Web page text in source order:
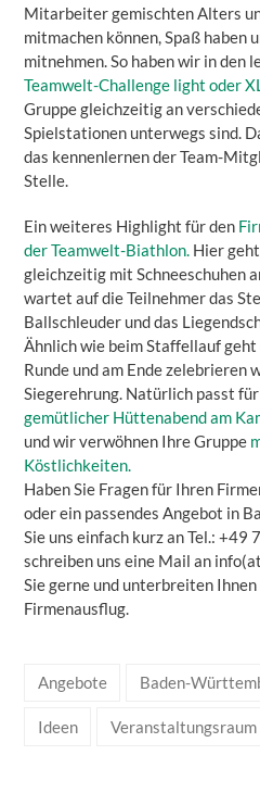
Mitarbeiter gemischten Alters
mitmachen können, Spaß haben
mitnehmen. So haben wir in den
Teamwelt-Challenge light oder
Gruppe gleichzeitig an
Spielstationen unterwegs sind.
das kennenlernen der Team-
Stelle.
Ein weiteres Highlight für den
der Teamwelt-Biathlon. Hier
gleichzeitig mit Schneeschuhen
wartet auf die Teilnehmer das
Ballschleuder und das
Ähnlich wie beim Staffellauf
Runde und am Ende zelebrieren
Siegerehrung. Natürlich passt
gemütlicher Hüttenabend am
und wir verwöhnen Ihre Gruppe
Köstlichkeiten.
Haben Sie Fragen für Ihren
oder ein passendes Angebot in
Sie uns einfach kurz an Tel.:
schreiben uns eine Mail an
Sie gerne und unterbreiten
Firmenausflug.
Angebote Baden-
Ideen Veranstaltungsraum